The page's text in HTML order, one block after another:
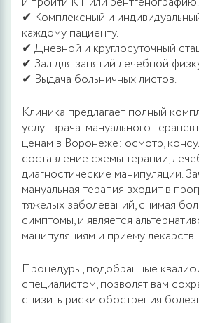
✔ Комплексный и
каждому пациенту.
✔ Дневной и круглосуточный
✔ Зал для занятий лечебной
✔ Выдача больничных листов.
Клиника предлагает полный
услуг врача-мануального
ценам в Воронеже: осмотр,
составление схемы терапии,
диагностические манипуляции.
мануальная терапия входит в
тяжелых заболеваний, снимая
симптомы, и является
манипуляциям и приему лекарств.
Процедуры, подобранные
специалистом, позволят вам
снизить риски обострения